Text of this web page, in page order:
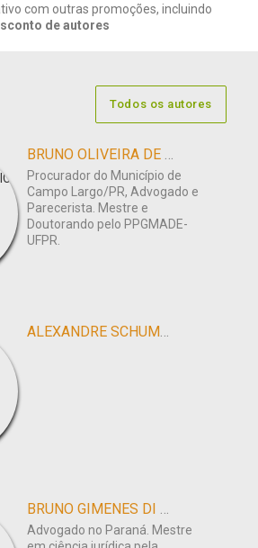
com outras promoções, incluindo
de autores
Todos os autores
BRUNO OLIVEIRA DE SOUZA KRYMINICE
Procurador do Município de
Campo Largo/PR, Advogado e
Parecerista. Mestre e
Doutorando pelo PPGMADE-
UFPR.
ALEXANDRE SCHUMACHER TRICHES
BRUNO GIMENES DI LASCIO
Advogado no Paraná. Mestre